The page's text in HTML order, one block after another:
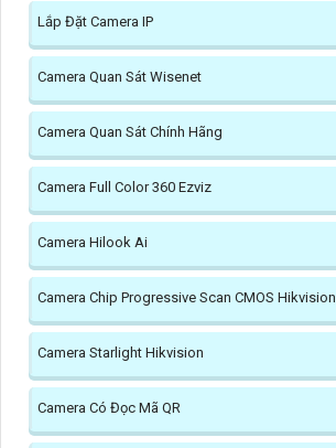
Lắp Đặt Camera IP
Camera Quan Sát Wisenet
Camera Quan Sát Chính Hãng
Camera Full Color 360 Ezviz
Camera Hilook Ai
Camera Chip Progressive Scan CMOS Hikvision
Camera Starlight Hikvision
Camera Có Đọc Mã QR